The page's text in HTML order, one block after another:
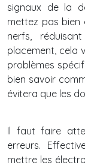
signaux de la
mettez pas bien
nerfs,
placement, cela
problèmes
bien savoir
évitera que les
Il faut faire
erreurs.
mettre les